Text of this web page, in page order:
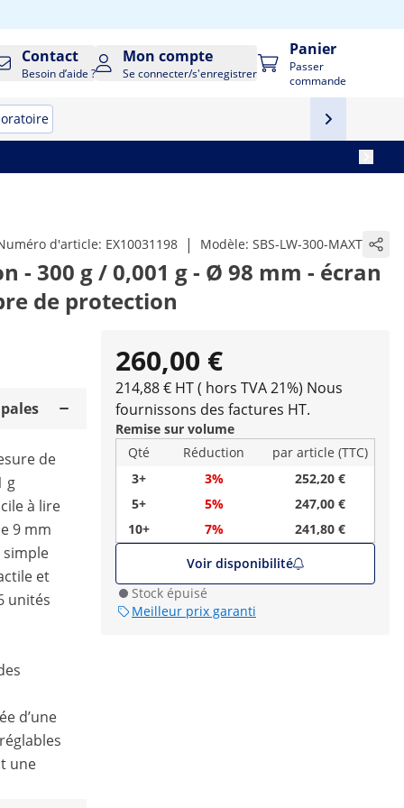
Contact
Besoin d’aide ?
Mon compte
Se connecter/s'enregistrer
Panier
Passer
commande
d'article: EX10031198 | Modèle: SBS-LW-300-MAXT
- 300 g / 0,001 g - Ø 98 mm - écran
de protection
260,00 €
214,88 € HT ( hors TVA 21%) Nous
fournissons des factures HT.
Remise sur volume
Qté
Réduction
par article (TTC)
3+
3%
252,20 €
5+
5%
247,00 €
10+
7%
241,80 €
Voir disponibilité
Stock épuisé
Meilleur prix garanti
de
g
à lire
9 mm
simple
et
unités
d’une
une